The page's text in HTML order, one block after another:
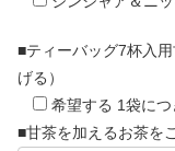
■ティーバッグ7杯入
げる）
希望する 1袋につ
■甘茶を加えるお茶を